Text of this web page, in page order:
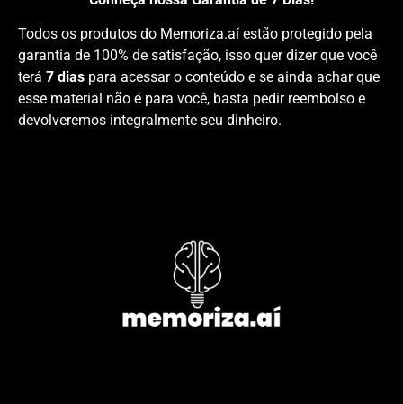
Todos os produtos do Memoriza.aí estão protegido pela
garantia de 100% de satisfação, isso quer dizer que você
terá 7 dias para acessar o conteúdo e se ainda achar que
esse material não é para você, basta pedir reembolso e
devolveremos integralmente seu dinheiro.